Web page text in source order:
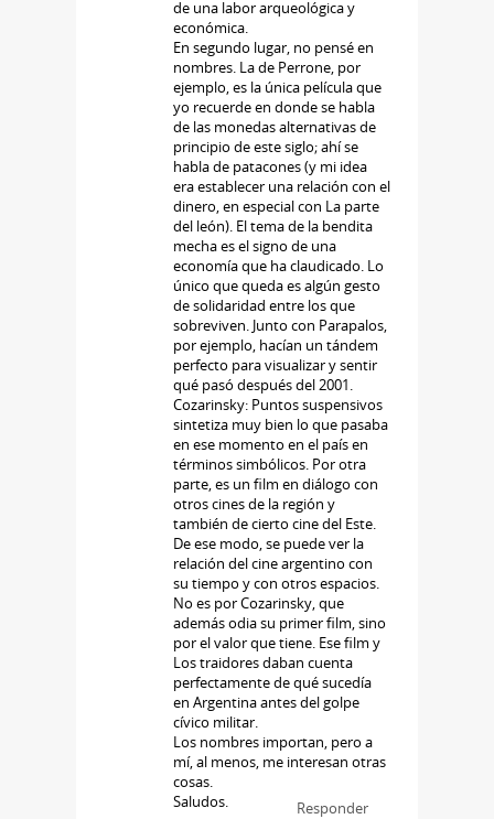
de una labor arqueológica y
económica.
En segundo lugar, no pensé en
nombres. La de Perrone, por
ejemplo, es la única película que
yo recuerde en donde se habla
de las monedas alternativas de
principio de este siglo; ahí se
habla de patacones (y mi idea
era establecer una relación con el
dinero, en especial con La parte
del león). El tema de la bendita
mecha es el signo de una
economía que ha claudicado. Lo
único que queda es algún gesto
de solidaridad entre los que
sobreviven. Junto con Parapalos,
por ejemplo, hacían un tándem
perfecto para visualizar y sentir
qué pasó después del 2001.
Cozarinsky: Puntos suspensivos
sintetiza muy bien lo que pasaba
en ese momento en el país en
términos simbólicos. Por otra
parte, es un film en diálogo con
otros cines de la región y
también de cierto cine del Este.
De ese modo, se puede ver la
relación del cine argentino con
su tiempo y con otros espacios.
No es por Cozarinsky, que
además odia su primer film, sino
por el valor que tiene. Ese film y
Los traidores daban cuenta
perfectamente de qué sucedía
en Argentina antes del golpe
cívico militar.
Los nombres importan, pero a
mí, al menos, me interesan otras
cosas.
Saludos.
Responder